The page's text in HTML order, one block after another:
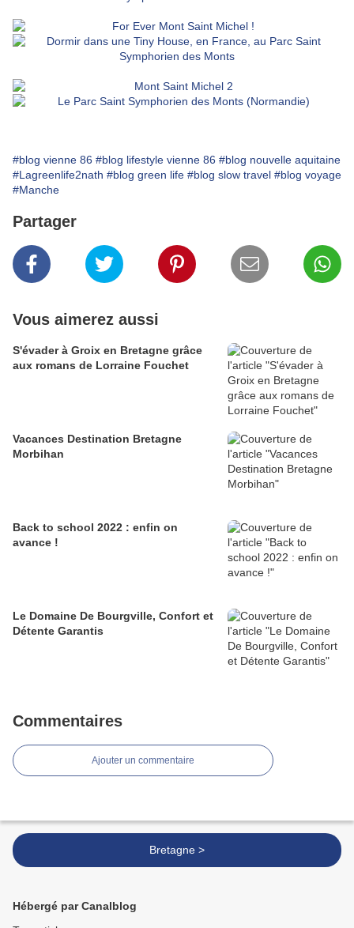
#blog vienne 86 #blog lifestyle vienne 86 #blog nouvelle aquitaine
#Lagreenlife2nath #blog green life #blog slow travel #blog voyage
#Manche
Partager
Vous aimerez aussi
S'évader à Groix en Bretagne grâce
aux romans de Lorraine Fouchet
Vacances Destination Bretagne
Morbihan
Back to school 2022 : enfin on
avance !
Le Domaine De Bourgville, Confort et
Détente Garantis
Commentaires
Ajouter un commentaire
Bretagne >
Hébergé par Canalblog